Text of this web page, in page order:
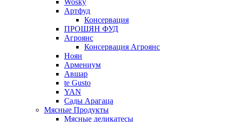
Wosky
Артфуд
Консервация
ПРОШЯН ФУД
Агроянс
Консервация Агроянс
Ноян
Армениум
Авшар
te Gusto
YAN
Сады Арагаца
Мясные Продукты
Мясные деликатесы